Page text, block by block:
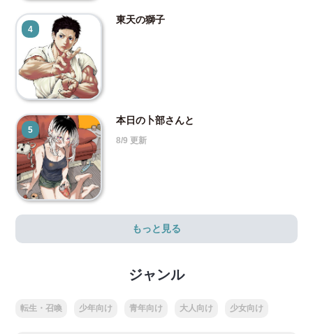
4
東天の獅子
5
本日の卜部さんと
8/9 更新
もっと見る
ジャンル
転生・召喚 少年向け 青年向け 大人向け 少女向け